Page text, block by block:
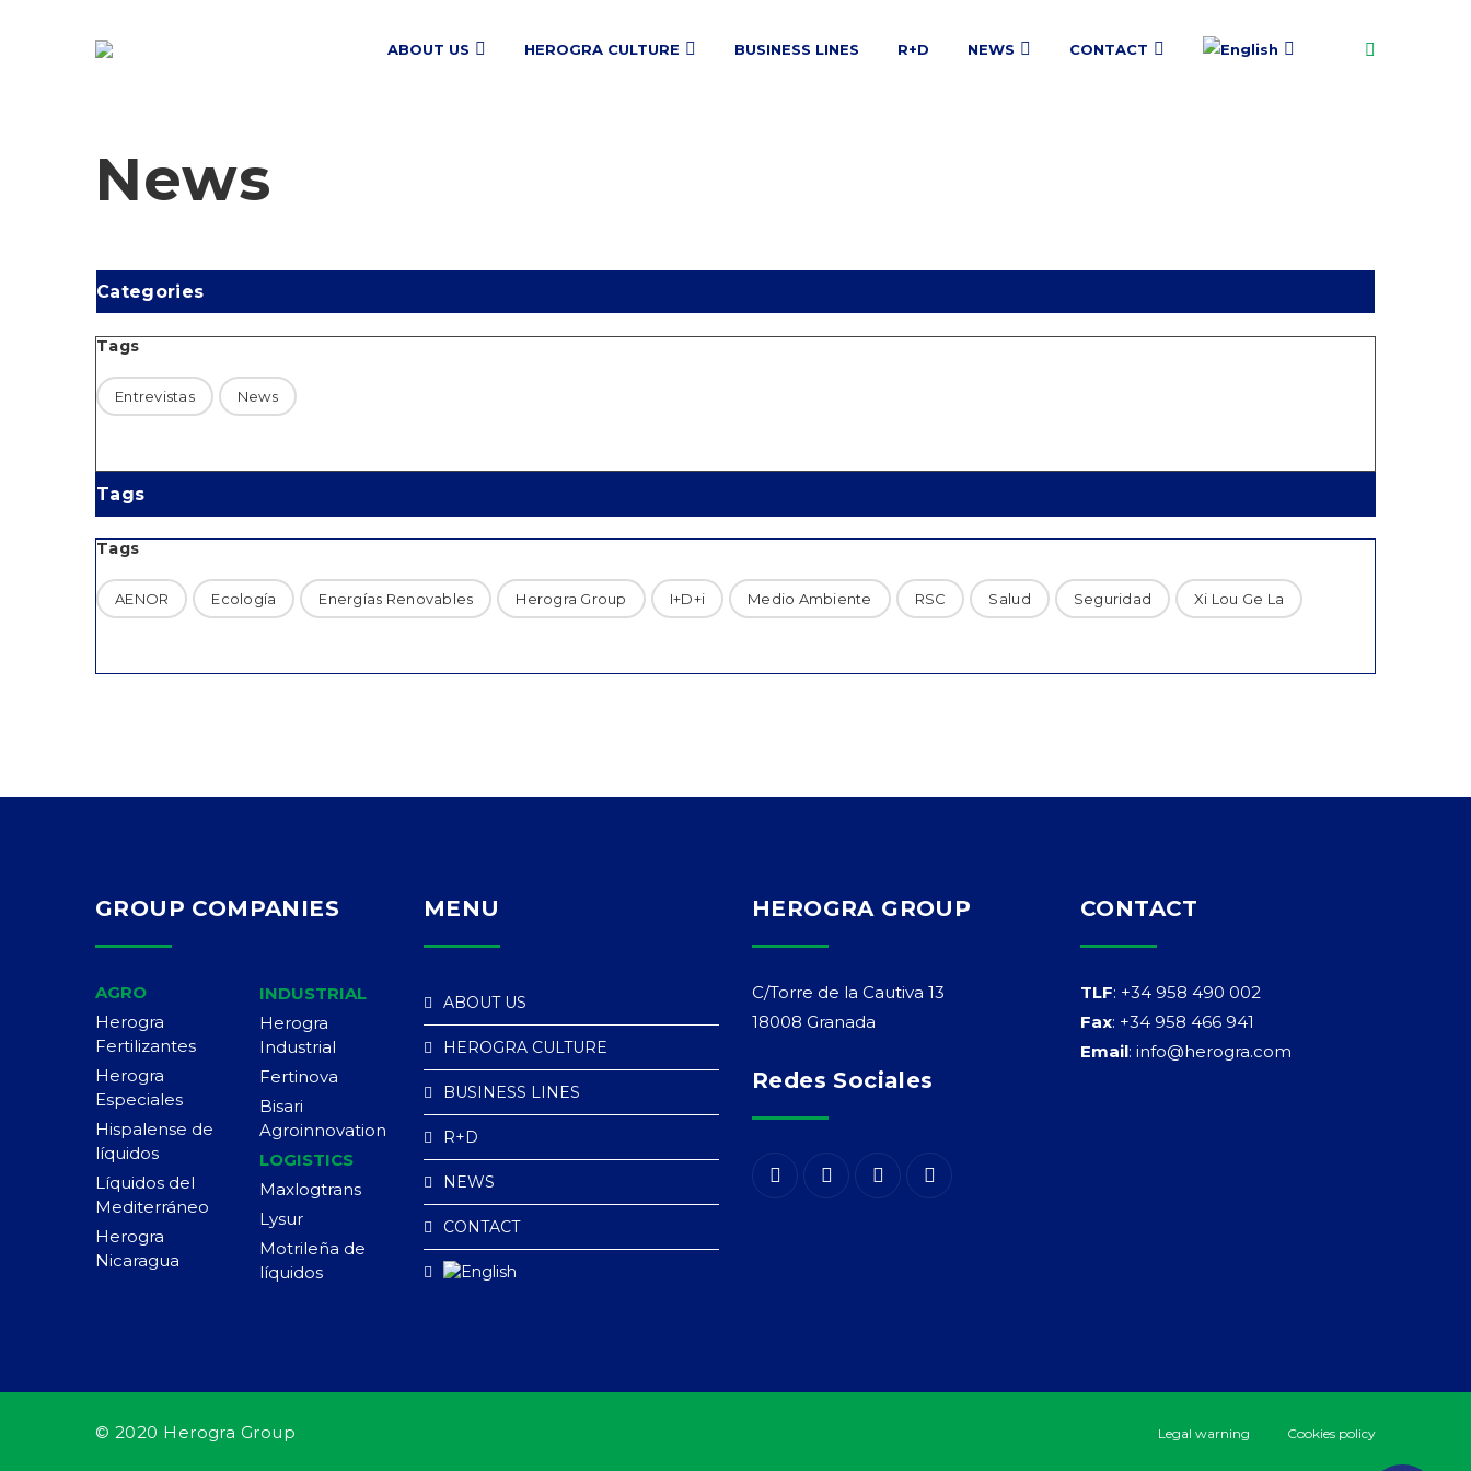
ABOUT US HEROGRA CULTURE BUSINESS LINES R+D NEWS CONTACT
News
Categories
Tags
Entrevistas News
Tags
Tags
AENOR Ecología Energías Renovables Herogra Group I+D+i Medio Ambiente RSC Salud Seguridad Xi Lou Ge La
GROUP COMPANIES
AGRO
Herogra
Fertilizantes
Herogra
Especiales
Hispalense de
líquidos
Líquidos del
Mediterráneo
Herogra
Nicaragua
INDUSTRIAL
Herogra
Industrial
Fertinova
Bisari
Agroinnovation
LOGISTICS
Maxlogtrans
Lysur
Motrileña de
líquidos
MENU
ABOUT US
HEROGRA CULTURE
BUSINESS LINES
R+D
NEWS
CONTACT
HEROGRA GROUP
C/Torre de la Cautiva 13
18008 Granada
Redes Sociales
CONTACT
TLF: +34 958 490 002
Fax: +34 958 466 941
Email: info@herogra.com
© 2020 Herogra Group Legal warning Cookies policy